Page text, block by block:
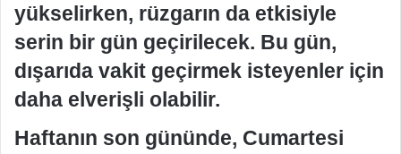
yükselirken, rüzgarın da etkisiyle
serin bir gün geçirilecek. Bu gün,
dışarıda vakit geçirmek isteyenler için
daha elverişli olabilir.
Haftanın son gününde, Cumartesi